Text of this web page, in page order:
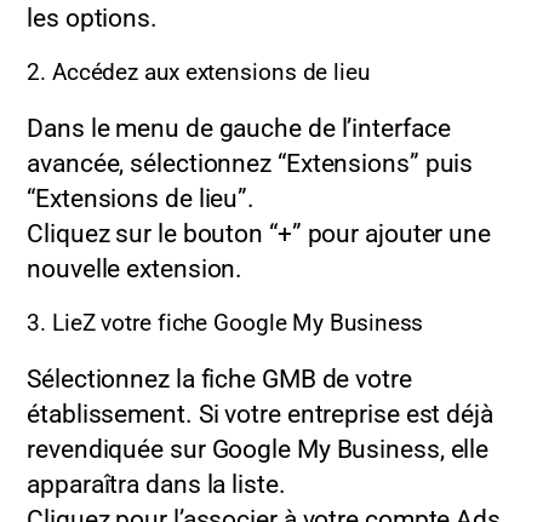
les options.
2. Accédez aux extensions de lieu
Dans le menu de gauche de l’interface
avancée, sélectionnez “Extensions” puis
“Extensions de lieu”.
Cliquez sur le bouton “+” pour ajouter une
nouvelle extension.
3. LieZ votre fiche Google My Business
Sélectionnez la fiche GMB de votre
établissement. Si votre entreprise est déjà
revendiquée sur Google My Business, elle
apparaîtra dans la liste.